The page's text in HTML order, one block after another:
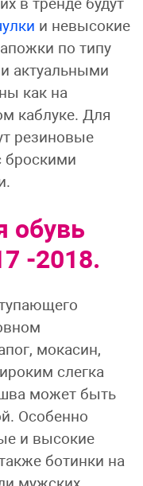
в тренде будут
и невысокие
по типу
актуальными
как на
каблуке. Для
резиновые
броскими
обувь
-2018.
мокасин,
слегка
может быть
Особенно
и высокие
ботинки на